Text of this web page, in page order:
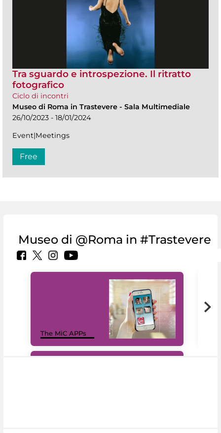
Tra sguardo e introspezione. Il ritratto
fotografico
Ciclo di incontri
Museo di Roma in Trastevere - Sala Multimediale
26/10/2023 - 18/01/2024
Event|Meetings
Free
Museo di @Roma in #Trastevere
The MiC APPs